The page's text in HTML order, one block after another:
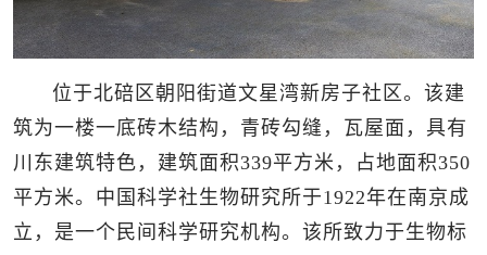
位于北碚区朝阳街道文星湾新房子社区。该建
筑为一楼一底砖木结构，青砖勾缝，瓦屋面，具有
川东建筑特色，建筑面积339平方米，占地面积350
平方米。中国科学社生物研究所于1922年在南京成
立，是一个民间科学研究机构。该所致力于生物标